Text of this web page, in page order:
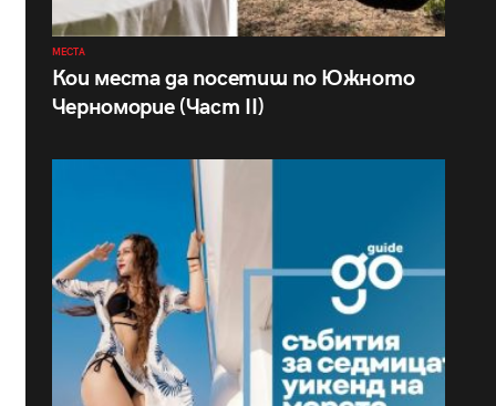
МЕСТА
Кои места да посетиш по Южното
Черноморие (Част II)